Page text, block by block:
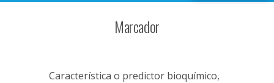
Marcador
Característica o predictor bioquímico,